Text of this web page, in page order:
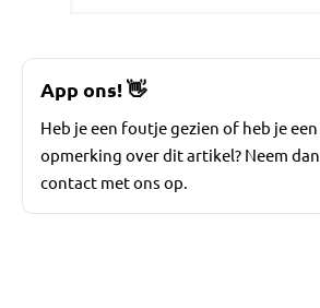
App ons!👋
Heb je een foutje gezien of heb je een
opmerking over dit artikel? Neem dan
contact met ons op.